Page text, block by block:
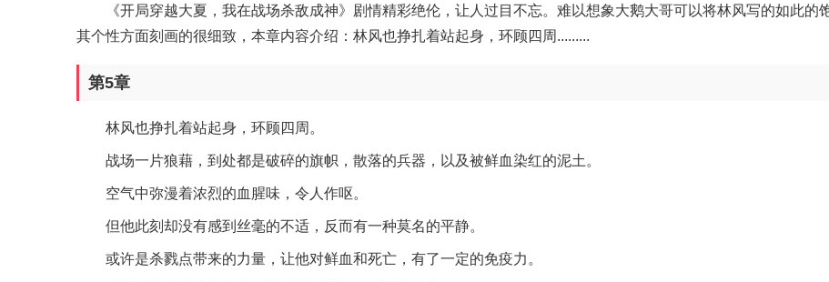
《开局穿越大夏，我在战场杀敌成神》剧情精彩绝伦，让人过目不忘。难以想象大鹅大哥可以将林风写的如此的
其个性方面刻画的很细致，本章内容介绍：林风也挣扎着站起身，环顾四周.........
第5章
林风也挣扎着站起身，环顾四周。
战场一片狼藉，到处都是破碎的旗帜，散落的兵器，以及被鲜血染红的泥土。
空气中弥漫着浓烈的血腥味，令人作呕。
但他此刻却没有感到丝毫的不适，反而有一种莫名的平静。
或许是杀戮点带来的力量，让他对鲜血和死亡，有了一定的免疫力。